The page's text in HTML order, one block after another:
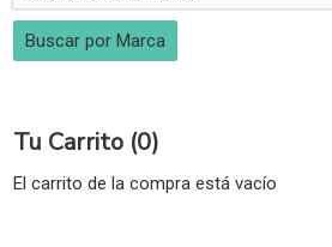
Tu Carrito (0)
El carrito de la compra está vacío